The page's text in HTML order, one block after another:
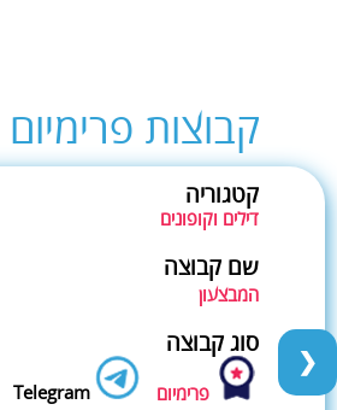
קבוצות
קטגוריה
דילים וקופונים
שם קבוצה
המבצעון
סוג קבוצה
פרימיום Telegram
❯